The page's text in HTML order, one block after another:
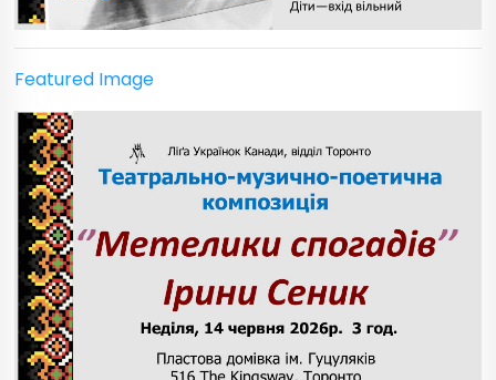
Featured Image